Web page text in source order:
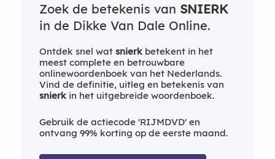
Zoek de betekenis van SNIERK
in de Dikke Van Dale Online.
Ontdek snel wat snierkbetekent in het
meest complete en betrouwbare
onlinewoordenboek van het Nederlands.
Vind de definitie, uitleg en betekenis van
snierkin het uitgebreide woordenboek.
Gebruik de actiecode 'RIJMDVD' en
ontvang 99% korting op de eerste maand.